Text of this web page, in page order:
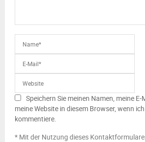
Speichern Sie meinen Namen, meine
meine Website in diesem Browser, wenn
kommentiere.
* Mit der Nutzung dieses